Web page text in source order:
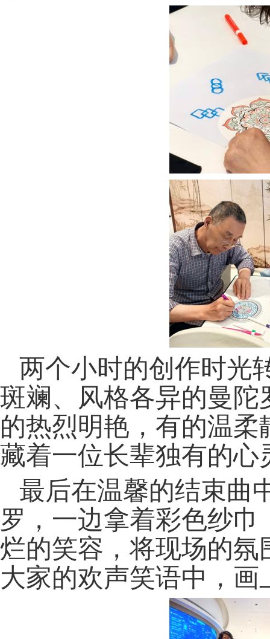
两个小时的创作时光
斑斓、风格各异的曼
的热烈明艳，有的温
藏着一位长辈独有的心
最后在温馨的结束曲
罗，一边拿着彩色纱
烂的笑容，将现场的
大家的欢声笑语中，